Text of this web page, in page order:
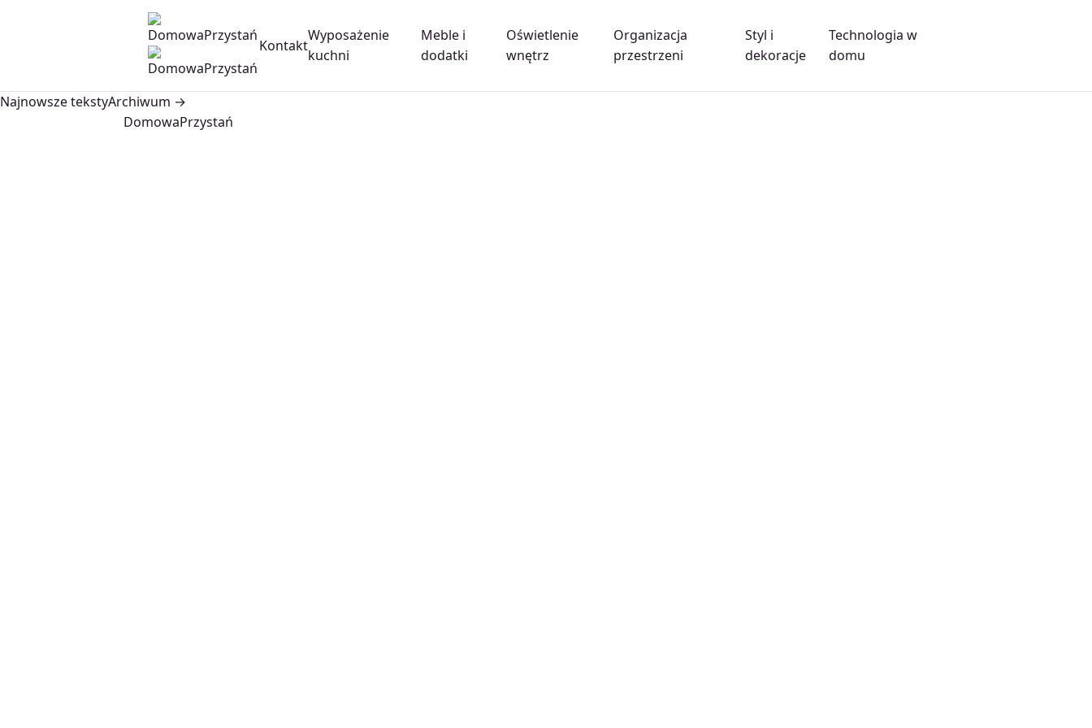
Kontakt
Wyposażenie
kuchni
Meble i
dodatki
Oświetlenie
wnętrz
Organizacja
przestrzeni
Styl i
dekoracje
Technologia w
domu
Najnowsze tekstyArchiwum →
DomowaPrzystań